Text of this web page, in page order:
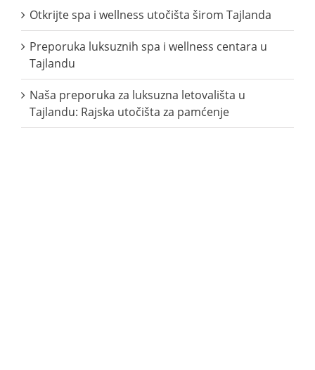
Otkrijte spa i wellness utočišta širom Tajlanda
Preporuka luksuznih spa i wellness centara u
Tajlandu
Naša preporuka za luksuzna letovališta u
Tajlandu: Rajska utočišta za pamćenje